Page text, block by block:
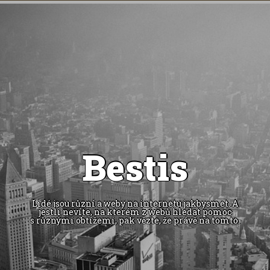
Bestis
Lidé jsou různí a weby na internetu jakbysmet. A
jestli nevíte, na kterém z webů hledat pomoc
s různými obtížemi, pak vězte, že právě na tomto.